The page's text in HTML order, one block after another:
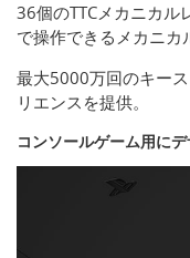
36個のTTCメカニカル
で操作できるメカニカ
最大5000万回のキー
リエンスを提供。
コンソールゲーム用に